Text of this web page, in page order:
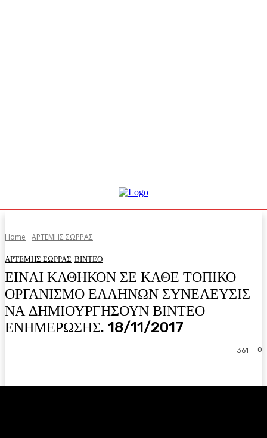
Home ΑΡΤΕΜΗΣ ΣΩΡΡΑΣ
ΑΡΤΕΜΗΣ ΣΩΡΡΑΣ ΒΙΝΤΕΟ
ΕΙΝΑΙ ΚΑΘΗΚΟΝ ΣΕ ΚΑΘΕ ΤΟΠΙΚΟ
ΟΡΓΑΝΙΣΜΟ ΕΛΛΗΝΩΝ ΣΥΝΕΛΕΥΣΙΣ
ΝΑ ΔΗΜΙΟΥΡΓΗΣΟΥΝ ΒΙΝΤΕΟ
ΕΝΗΜΕΡΩΣΗΣ. 18/11/2017
0
361